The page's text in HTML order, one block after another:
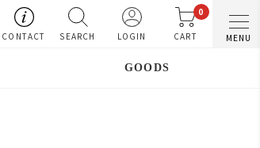
CONTACT SEARCH LOGIN
0
CART MENU
GOODS